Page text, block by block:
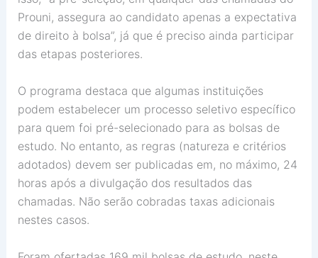
Prouni, assegura ao candidato apenas a expectativa
de direito à bolsa”, já que é preciso ainda participar
das etapas posteriores.
O programa destaca que algumas instituições
podem estabelecer um processo seletivo específico
para quem foi pré-selecionado para as bolsas de
estudo. No entanto, as regras (natureza e critérios
adotados) devem ser publicadas em, no máximo, 24
horas após a divulgação dos resultados das
chamadas. Não serão cobradas taxas adicionais
nestes casos.